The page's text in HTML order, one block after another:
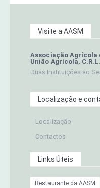
Visite a AASM
Associação Agrícola
União Agrícola, C.R.L.
Duas Instituições ao
Localização e
Localização
Contactos
Links Úteis
Restaurante da AASM